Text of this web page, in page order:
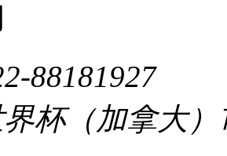
88181927
杯（加拿大